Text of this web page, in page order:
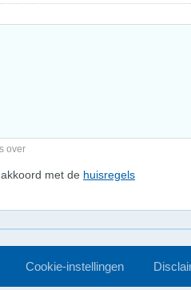
over
met de huisregels
Cookie-instellingen